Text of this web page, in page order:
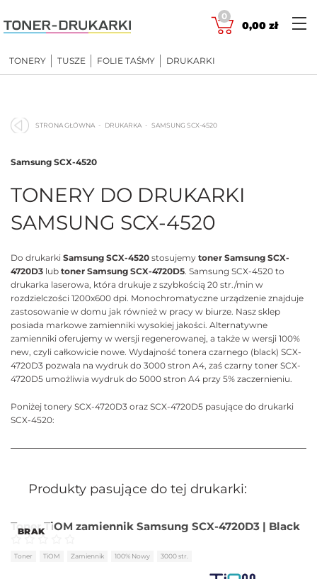
to
content
0
0,00 zł
TONERY TUSZE FOLIE TAŚMY DRUKARKI
STRONA GŁÓWNA DRUKARKA SAMSUNG SCX-4520
Samsung SCX-4520
TONERY DO DRUKARKI
SAMSUNG SCX-4520
Do drukarki Samsung SCX-4520 stosujemy toner Samsung SCX-
4720D3 lub toner Samsung SCX-4720D5. Samsung SCX-4520 to
drukarka laserowa, która drukuje z szybkością 20 str./min w
rozdzielczości 1200x600 dpi. Monochromatyczne urządzenie znajduje
zastosowanie w domu jak również w pracy w biurze. Nasz sklep
posiada markowe zamienniki wysokiej jakości. Alternatywne
zamienniki oferujemy w wersji regenerowanej, a także w wersji 100%
new, czyli całkowicie nowe. Wydajność tonera czarnego (black) SCX-
4720D3 pozwala na wydruk do 3000 stron A4, zaś czarny toner SCX-
4720D5 umożliwia wydruk do 5000 stron A4 przy 5% zaczernieniu.
Poniżej tonery SCX-4720D3 oraz SCX-4720D5 pasujące do drukarki
SCX-4520:
Produkty pasujące do tej drukarki:
BRAK
Toner TiOM zamiennik Samsung SCX-4720D3 | Black
Oceniono0na 5
Toner TiOM Zamiennik 100% Nowy 3000 str.